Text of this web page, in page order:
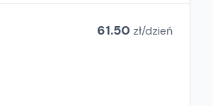
61.50 zł/dzień